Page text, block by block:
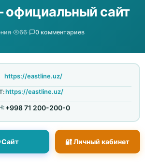
официальный сайт
· 66· 0 комментариев
https://eastline.uz/
https://eastline.uz/
+998 71 200-200-0
Сайт 🔐 Личный кабинет